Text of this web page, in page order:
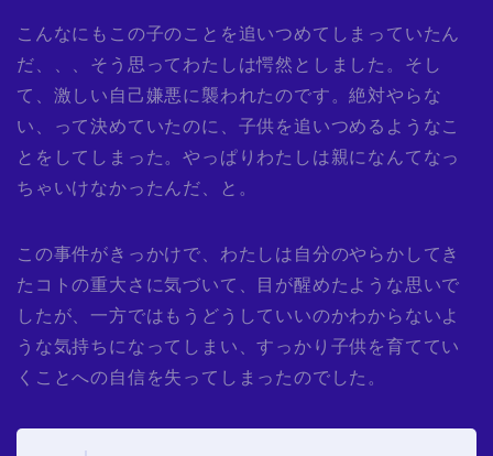
こんなにもこの子のことを追いつめてしまっていたん
だ、、、そう思ってわたしは愕然としました。そし
て、激しい自己嫌悪に襲われたのです。絶対やらな
い、って決めていたのに、子供を追いつめるようなこ
とをしてしまった。やっぱりわたしは親になんてなっ
ちゃいけなかったんだ、と。
この事件がきっかけで、わたしは自分のやらかしてき
たコトの重大さに気づいて、目が醒めたような思いで
したが、一方ではもうどうしていいのかわからないよ
うな気持ちになってしまい、すっかり子供を育ててい
くことへの自信を失ってしまったのでした。